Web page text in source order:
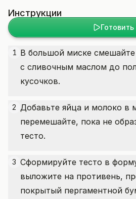
Инструкции
Готовить
1 В большой миске
с сливочным маслом до
кусочков.
2 Добавьте яйца и молоко в
перемешайте, пока не
тесто.
3 Сформируйте тесто в
выложите на противень,
покрытый пергаментной